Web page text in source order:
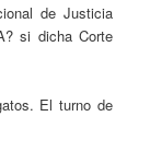
de Justicia
si dicha Corte
El turno de